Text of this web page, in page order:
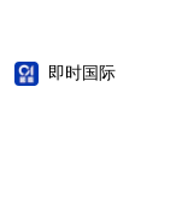
即时国际